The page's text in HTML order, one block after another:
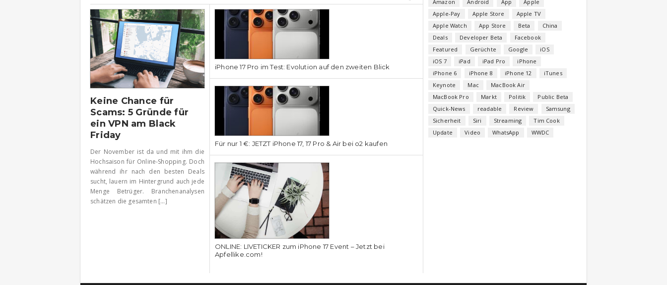
Keine Chance für
Scams: 5 Gründe für
ein VPN am Black
Friday
Der November ist da und mit ihm die
Hochsaison für Online-Shopping. Doch
während ihr nach den besten Deals
sucht, lauern im Hintergrund auch jede
Menge Betrüger. Branchenanalysen
schätzen die gesamten [...]
iPhone 17 Pro im Test: Evolution auf den zweiten Blick
Für nur 1 €: JETZT iPhone 17, 17 Pro & Air bei o2 kaufen
ONLINE: LIVETICKER zum iPhone 17 Event – Jetzt bei
Apfellike.com!
Amazon Android App
Apple
Apple-Pay
Apple Store
Apple TV
Apple Watch
App Store Beta
China
Deals
Developer Beta
Facebook
Featured
Gerüchte Google
iOS
iOS 7
iPad iPad Pro
iPhone
iPhone 6
iPhone 8 iPhone 12
iTunes
Keynote
Mac
MacBook Air
MacBook Pro
Markt Politik
Public Beta
Quick-News
readable Review
Samsung
Sicherheit
Siri Streaming
Tim Cook
Update
Video WhatsApp WWDC